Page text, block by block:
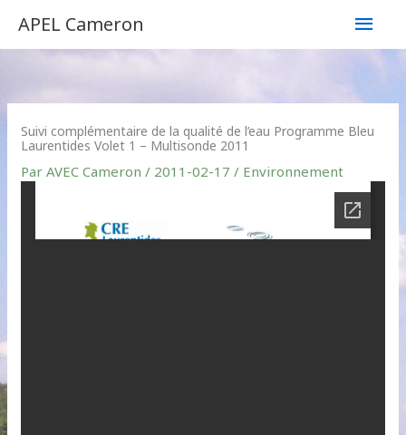
contenu
APEL Cameron
Suivi complémentaire de la qualité de l’eau Programme Bleu
Laurentides Volet 1 – Multisonde 2011
ParAVEC Cameron/ 2011-02-17/ Environnement